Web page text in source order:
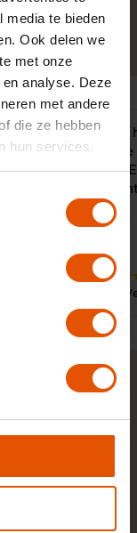
media te bieden
Ook delen we
met onze
analyse. Deze
met andere
die ze hebben
hun services.
"LeaseLinq
bij de
leaseauto.
9 Dhr.